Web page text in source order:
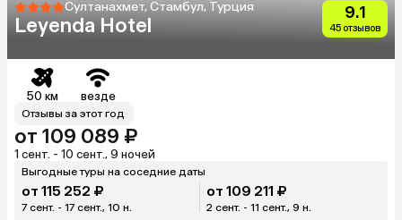
Султанахмет, Стамбул, Турция
Leyenda Hotel
9.1
45 отзывов
50 км везде
Отзывы за этот год
от 109 089 ₽
1 сент. - 10 сент., 9 ночей
Выгодные туры на соседние даты
от 115 252 ₽
7 сент. - 17 сент., 10 н.
от 109 211 ₽
2 сент. - 11 сент., 9 н.